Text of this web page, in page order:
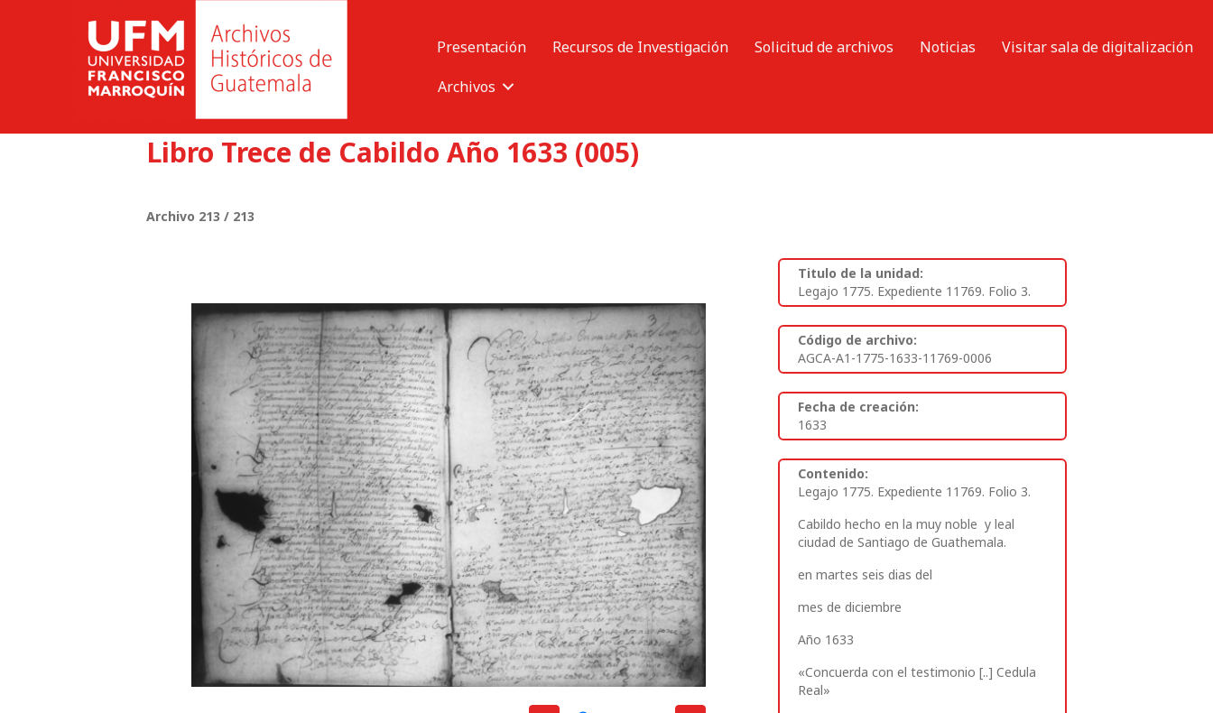
Presentación Recursos de Investigación Solicitud de archivos Noticias
Visitar sala de digitalización
Archivos
Libro Trece de Cabildo Año 1633 (005)
Archivo 213 / 213
Titulo de la unidad:
Legajo 1775. Expediente 11769. Folio 3.
Código de archivo:
AGCA-A1-1775-1633-11769-0006
Fecha de creación:
1633
Contenido:
Legajo 1775. Expediente 11769. Folio 3.
Cabildo hecho en la muy noble y leal
ciudad de Santiago de Guathemala.
en martes seis dias del
mes de diciembre
Año 1633
«Concuerda con el testimonio [..] Cedula
Real»